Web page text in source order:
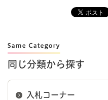
同じ分類から探す
入札コーナー